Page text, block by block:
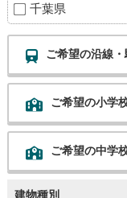
千葉県
ご希望の沿線
ご希望の小学
ご希望の中学
建物種別